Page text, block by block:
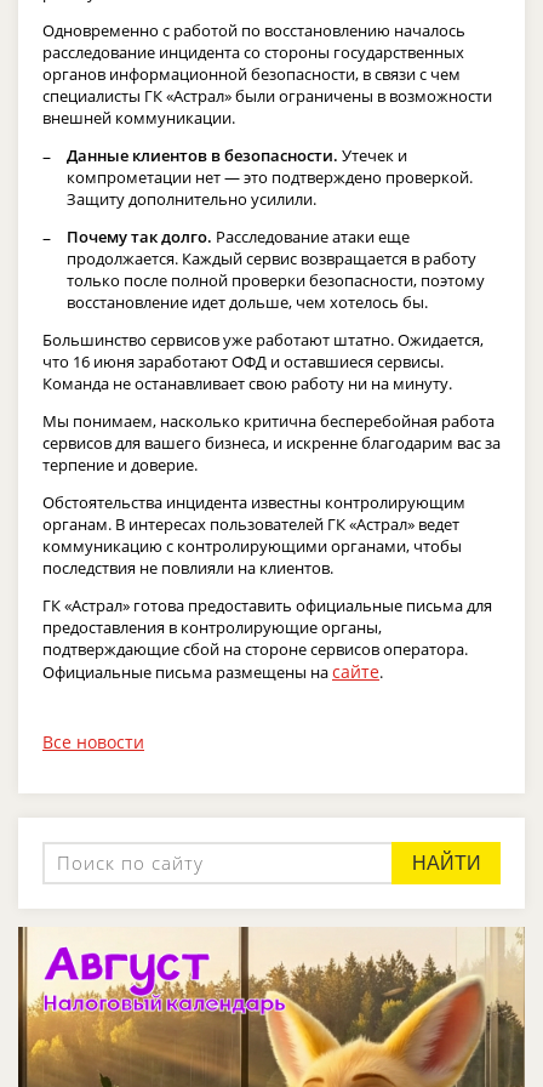
Одновременно с работой по восстановлению началось
расследование инцидента со стороны государственных
органов информационной безопасности, в связи с чем
специалисты ГК «Астрал» были ограничены в возможности
внешней коммуникации.
Данные клиентов в безопасности. Утечек и
компрометации нет — это подтверждено проверкой.
Защиту дополнительно усилили.
Почему так долго. Расследование атаки еще
продолжается. Каждый сервис возвращается в работу
только после полной проверки безопасности, поэтому
восстановление идет дольше, чем хотелось бы.
Большинство сервисов уже работают штатно. Ожидается,
что 16 июня заработают ОФД и оставшиеся сервисы.
Команда не останавливает свою работу ни на минуту.
Мы понимаем, насколько критична бесперебойная работа
сервисов для вашего бизнеса, и искренне благодарим вас за
терпение и доверие.
Обстоятельства инцидента известны контролирующим
органам. В интересах пользователей ГК «Астрал» ведет
коммуникацию с контролирующими органами, чтобы
последствия не повлияли на клиентов.
ГК «Астрал» готова предоставить официальные письма для
предоставления в контролирующие органы,
подтверждающие сбой на стороне сервисов оператора.
Официальные письма размещены насайте.
Все новости
НАЙТИ